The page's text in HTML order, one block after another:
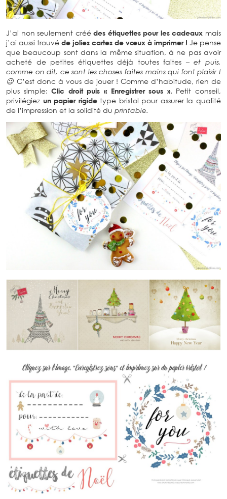
J’ai non seulement créédes étiquettes pour les cadeaux mais
j’ai aussi trouvé de jolies cartes de vœux à imprimer ! Je pense
que beaucoup sont dans la même situation, à ne pas avoir
acheté de petites étiquettes déjà toutes faites – et puis,
comme on dit, ce sont les choses faites mains qui font plaisir !
😉 C’est donc à vous de jouer ! Comme d’habitude, rien de
plus simple:Clic droit puis « Enregistrer sous ». Petit conseil,
privilégiez un papier rigidetype bristol pour assurer la qualité
de l’impression et la solidité du printable.